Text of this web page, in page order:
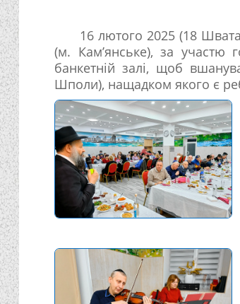
16 лютого 2025 (18 Швата
(м. Кам’янське), за участю
банкетній залі, щоб
Шполи), нащадком якого є